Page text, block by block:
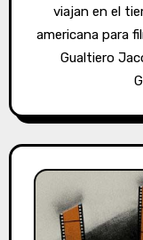
viajan en el
americana para
Gualtiero